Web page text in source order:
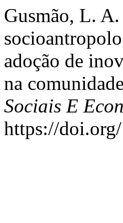
Gusmão, L.
adoção de
na
Sociais E
https://